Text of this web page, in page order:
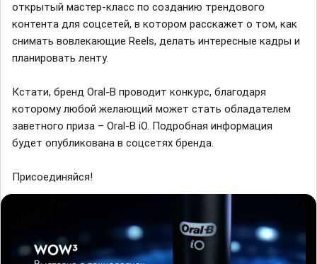
открытый мастер-класс по созданию трендового
контента для соцсетей, в котором расскажет о том, как
снимать вовлекающие Reels, делать интересные кадры и
планировать ленту.
Кстати, бренд Oral-B проводит конкурс, благодаря
которому любой желающий может стать обладателем
заветного приза – Oral-B iO. Подробная информация
будет опубликована в соцсетях бренда.
Присоединяйся!